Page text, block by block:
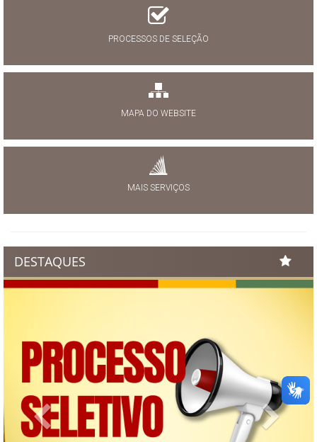
PROCESSOS DE SELEÇÃO
MAPA DO WEBSITE
MAIS SERVIÇOS
DESTAQUES
Previous Next